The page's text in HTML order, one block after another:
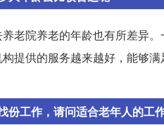
老院养老的年龄也有所差异
提供的服务越来越好，能够
份工作，请问适合老年人的工